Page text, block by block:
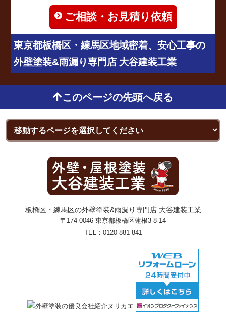
ご相談・お見積り依頼
東京都板橋区・練馬区地域密着、安心工事の
外壁塗装&雨漏り専門店 大谷建装工業
このページの先頭へ戻る
板橋区・練馬区の外壁塗装&雨漏り専門店 大谷建装工業
〒174-0046 東京都板橋区蓮根3-8-14
TEL： 0120-881-841